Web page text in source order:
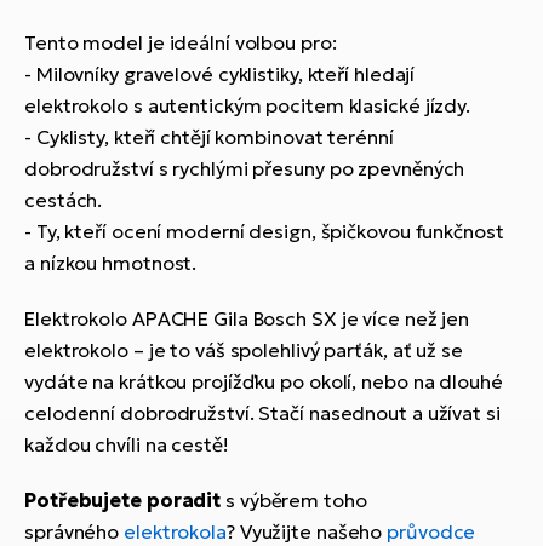
Tento model je ideální volbou pro:
- Milovníky gravelové cyklistiky, kteří hledají
elektrokolo s autentickým pocitem klasické jízdy.
- Cyklisty, kteří chtějí kombinovat terénní
dobrodružství s rychlými přesuny po zpevněných
cestách.
- Ty, kteří ocení moderní design, špičkovou funkčnost
a nízkou hmotnost.
Elektrokolo APACHE Gila Bosch SX je více než jen
elektrokolo – je to váš spolehlivý parťák, ať už se
vydáte na krátkou projížďku po okolí, nebo na dlouhé
celodenní dobrodružství. Stačí nasednout a užívat si
každou chvíli na cestě!
Potřebujete poradit s výběrem toho
správného elektrokola? Využijte našeho průvodce